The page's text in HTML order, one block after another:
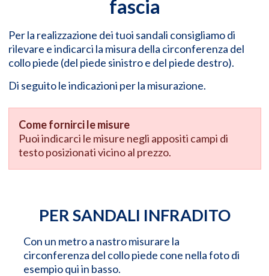
fascia
Per la realizzazione dei tuoi sandali consigliamo di
rilevare e indicarci la misura della circonferenza del
collo piede (del piede sinistro e del piede destro).
Di seguito le indicazioni per la misurazione.
Come fornirci le misure
Puoi indicarci le misure negli appositi campi di
testo posizionati vicino al prezzo.
PER SANDALI INFRADITO
Con un metro a nastro misurare la
circonferenza del collo piede cone nella foto di
esempio qui in basso.